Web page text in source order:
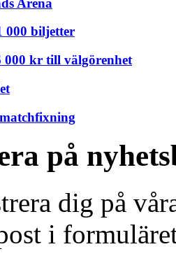
000 biljetter
000 kr till välgörenhet
på
dig på
i